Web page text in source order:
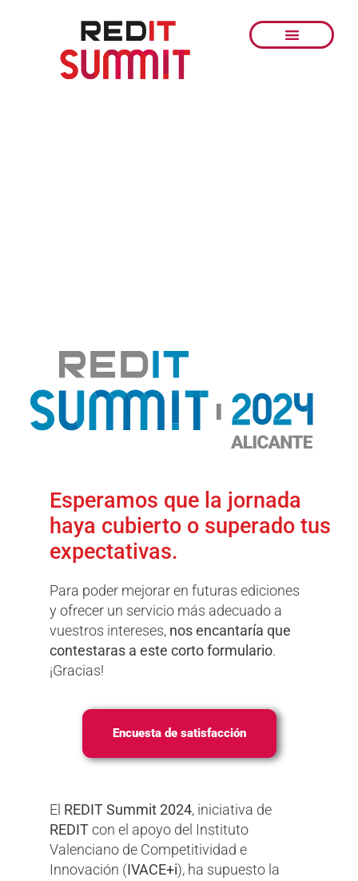
Esperamos que la jornada
haya cubierto o superado tus
expectativas.
Para poder mejorar en futuras ediciones
y ofrecer un servicio más adecuado a
vuestros intereses, nos encantaría que
contestaras a este corto formulario.
¡Gracias!
Encuesta de satisfacción
El REDIT Summit 2024, iniciativa de
REDITcon el apoyo del Instituto
Valenciano de Competitividad e
Innovación (IVACE+i), ha supuesto la